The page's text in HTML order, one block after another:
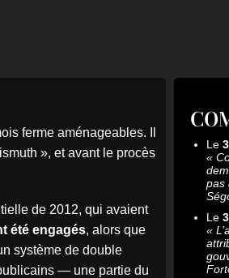
ferme aménageables. Il
», et avant le procès
de 2012, qui avaient
été engagés, alors que
système de double
— une partie du
Le
«
pas
Le
«